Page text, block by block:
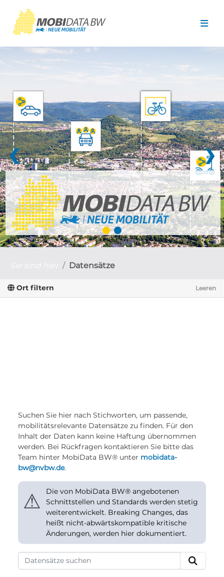
❮ ❯
Datensätze
Ort filtern Leeren
Suchen Sie hier nach Stichworten, um passende,
mobilitätsrelevante Datensätze zu finden. Für den
Inhalt der Daten kann keine Haftung übernommen
werden. Bei Rückfragen kontaktieren Sie bitte das
Team hinter MobiData BW® unter mobidata-
bw@nvbw.de.
⚠
Die von MobiData BW® angebotenen
Schnittstellen und Standards werden stetig
weiterentwickelt. Breaking Changes, das
heißt nicht-abwärtskompatible kritische
Änderungen, werden hier dokumentiert.